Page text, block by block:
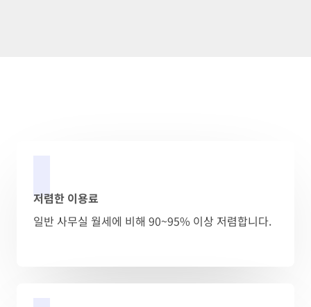
저렴한 이용료
일반 사무실 월세에 비해 90~95% 이상 저렴합니다.